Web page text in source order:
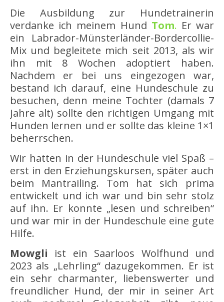
Die Ausbildung zur Hundetrainerin
verdanke ich meinem Hund Tom. Er war
ein Labrador-Münsterländer-Bordercollie-
Mix und begleitete mich seit 2013, als wir
ihn mit 8 Wochen adoptiert haben.
Nachdem er bei uns eingezogen war,
bestand ich darauf, eine Hundeschule zu
besuchen, denn meine Tochter (damals 7
Jahre alt) sollte den richtigen Umgang mit
Hunden lernen und er sollte das kleine 1×1
beherrschen.
Wir hatten in der Hundeschule viel Spaß –
erst in den Erziehungskursen, später auch
beim Mantrailing. Tom hat sich prima
entwickelt und ich war und bin sehr stolz
auf ihn. Er konnte „lesen und schreiben“
und war mir in der Hundeschule eine gute
Hilfe.
Mowgli ist ein Saarloos Wolfhund und
2023 als „Lehrling“ dazugekommen. Er ist
ein sehr charmanter, liebenswerter und
freundlicher Hund, der mir in seiner Art